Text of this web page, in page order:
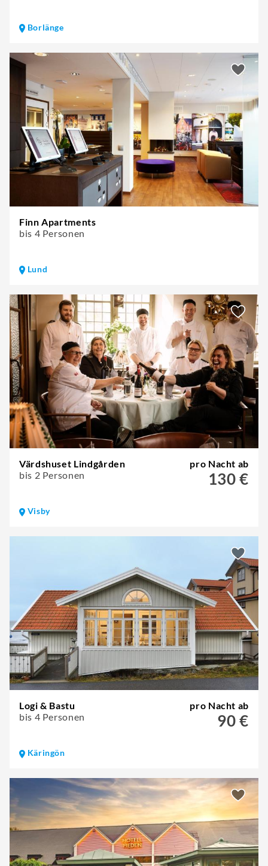
Borlänge
Finn Apartments
bis 4 Personen
Lund
Värdshuset Lindgården
bis 2 Personen
pro Nacht ab
130 €
Visby
Logi & Bastu
bis 4 Personen
pro Nacht ab
90 €
Käringön